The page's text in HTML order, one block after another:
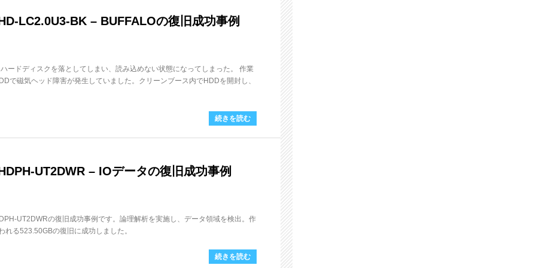
LC2.0U3-BK – BUFFALOの復旧成功事例
ードディスクを落としてしまい、読み込めない状態になってしまった。 作業
で磁気ヘッド障害が発生していました。クリーンブース内でHDDを開封し、
続きを読む
UT2DWR – IOデータの復旧成功事例
UT2DWRの復旧成功事例です。論理解析を実施し、データ領域を検出。作
れる523.50GBの復旧に成功しました。
続きを読む